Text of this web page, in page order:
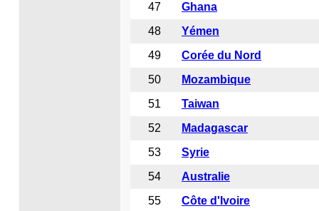
47
Ghana
48
Yémen
49
Corée du Nord
50
Mozambique
51
Taiwan
52
Madagascar
53
Syrie
54
Australie
55
Côte d'Ivoire